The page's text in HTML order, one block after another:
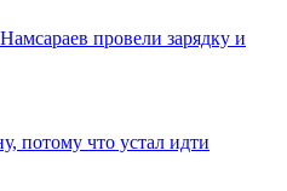
провели зарядку и
потому что устал идти